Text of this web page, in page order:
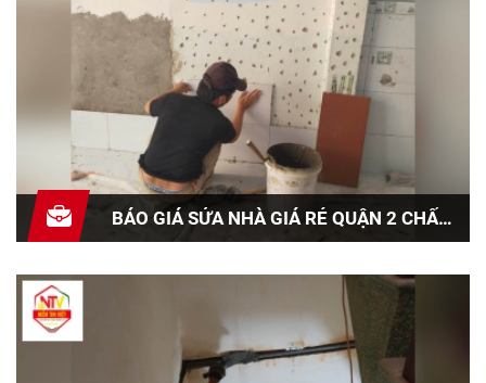
BÁO GIÁ SỬA NHÀ GIÁ RẺ QUẬN 2 CHẤT
LƯỢNG UY TÍN